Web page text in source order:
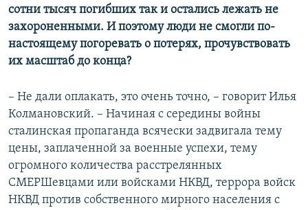
сотни тысяч погибших так и остались лежать не
захороненными. И поэтому люди не смогли по-
настоящему погоревать о потерях, прочувствовать
их масштаб до конца?
– Не дали оплакать, это очень точно, – говорит Илья
Колмановский. – Начиная с середины войны
сталинская пропаганда всячески задвигала тему
цены, заплаченной за военные успехи, тему
огромного количества расстрелянных
СМЕРШевцами или войсками НКВД, террора войск
НКВД против собственного мирного населения с